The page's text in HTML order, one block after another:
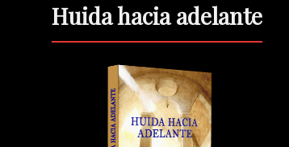
Huida hacia adelante